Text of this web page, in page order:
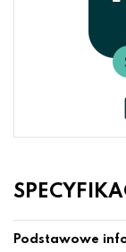
Podstawowe